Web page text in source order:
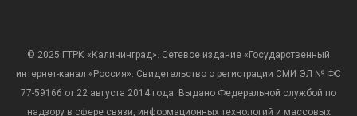
© 2025 ГТРК «Калининград». Сетевое издание «Государственный
интернет-канал «Россия». Свидетельство о регистрации СМИ ЭЛ № ФС
77-59166 от 22 августа 2014 года. Выдано Федеральной службой по
надзору в сфере связи, информационных технологий и массовых